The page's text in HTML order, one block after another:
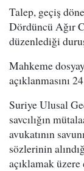
Talep, geçiş
Dördüncü Ağır
düzenlediği
Mahkeme
açıklanmasını
Suriye Ulusal
savcılığın
avukatının
sözlerinin
açıklamak